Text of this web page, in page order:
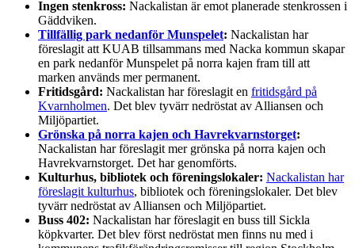
Ingen stenkross: Nackalistan är emot planerade stenkrossen i
Gäddviken.
Tillfällig park nedanför Munspelet: Nackalistan har
föreslagit att KUAB tillsammans med Nacka kommun skapar
en park nedanför Munspelet på norra kajen fram till att
marken används mer permanent.
Fritidsgård: Nackalistan har föreslagit en fritidsgård på
Kvarnholmen. Det blev tyvärr nedröstat av Alliansen och
Miljöpartiet.
Grönska på norra kajen och Havrekvarnstorget:
Nackalistan har föreslagit mer grönska på norra kajen och
Havrekvarnstorget. Det har genomförts.
Kulturhus, bibliotek och föreningslokaler: Nackalistan har
föreslagit kulturhus, bibliotek och föreningslokaler. Det blev
tyvärr nedröstat av Alliansen och Miljöpartiet.
Buss 402: Nackalistan har föreslagit en buss till Sickla
köpkvarter. Det blev först nedröstat men finns nu med i